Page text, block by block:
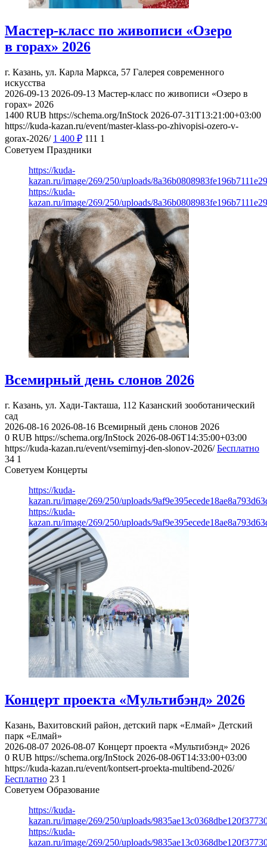
Мастер-класс по живописи «Озеро
в горах» 2026
г. Казань, ул. Карла Маркса, 57 Галерея современного
искусства
2026-09-13 2026-09-13 Мастер-класс по живописи «Озеро в
горах» 2026
1400 RUB https://schema.org/InStock 2026-07-31T13:21:00+03:00
https://kuda-kazan.ru/event/master-klass-po-zhivopisi-ozero-v-
gorax-2026/ 1 400 ₽ 111 1
Советуем Праздники
https://kuda-
kazan.ru/image/269/250/uploads/
https://kuda-
kazan.ru/image/269/250/uploads/
Всемирный день слонов 2026
г. Казань, ул. Хади-Такташа, 112 Казанский зооботанический
сад
2026-08-16 2026-08-16 Всемирный день слонов 2026
0 RUB https://schema.org/InStock 2026-08-06T14:35:00+03:00
https://kuda-kazan.ru/event/vsemirnyj-den-slonov-2026/ Бесплатно
34 1
Советуем Концерты
https://kuda-
kazan.ru/image/269/250/uploads/
https://kuda-
kazan.ru/image/269/250/uploads/
Концерт проекта «Мультибэнд» 2026
Казань, Вахитовский район, детский парк «Елмай» Детский
парк «Елмай»
2026-08-07 2026-08-07 Концерт проекта «Мультибэнд» 2026
0 RUB https://schema.org/InStock 2026-08-06T14:33:00+03:00
https://kuda-kazan.ru/event/kontsert-proekta-multibend-2026/
Бесплатно 23 1
Советуем Образование
https://kuda-
kazan.ru/image/269/250/uploads/
https://kuda-
kazan.ru/image/269/250/uploads/